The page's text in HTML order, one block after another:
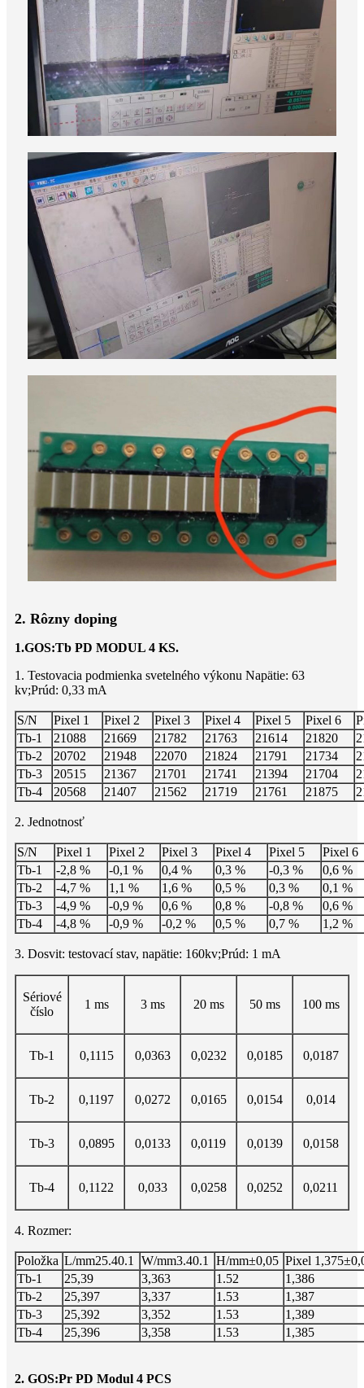
2. Rôzny doping
1.GOS:Tb PD MODUL 4 KS.
1. Testovacia podmienka svetelného výkonu Napätie: 63
kv;Prúd: 0,33 mA
S/N Pixel 1 Pixel 2 Pixel 3 Pixel 4 Pixel 5 Pixel 6
Tb-1
21088 21669 21782 21763 21614 21820
Tb-2
20702 21948 22070 21824 21791 21734
Tb-3
20515 21367 21701 21741 21394 21704
Tb-4
20568 21407 21562 21719 21761 21875
2. Jednotnosť
S/N Pixel 1 Pixel 2 Pixel 3 Pixel 4 Pixel 5
Pixel 6
Tb-1
-2,8 % -0,1 % 0,4 % 0,3 % -0,3 %
0,6 %
Tb-2
-4,7 % 1,1 % 1,6 % 0,5 % 0,3 %
0,1 %
Tb-3
-4,9 % -0,9 % 0,6 % 0,8 % -0,8 %
0,6 %
Tb-4
-4,8 % -0,9 % -0,2 % 0,5 % 0,7 % 1,2 %
3. Dosvit: testovací stav, napätie: 160kv;Prúd: 1 mA
Sériové
číslo
1 ms 3 ms 20 ms 50 ms 100 ms
Tb-1 0,1115 0,0363 0,0232 0,0185 0,0187
Tb-2 0,1197 0,0272 0,0165 0,0154 0,014
Tb-3 0,0895 0,0133 0,0119 0,0139 0,0158
Tb-4 0,1122 0,033 0,0258 0,0252 0,0211
4. Rozmer:
Položka L/mm25.40.1 W/mm3.40.1 H/mm±0,05 Pixel
Tb-1
25,39 3,363 1.52
1,386
Tb-2
25,397 3,337 1.53
1,387
Tb-3
25,392 3,352 1.53
1,389
Tb-4
25,396 3,358 1.53 1,385
2. GOS:Pr PD Modul 4 PCS